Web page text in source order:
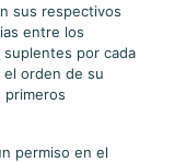
sus respectivos
entre los
por cada
orden de su
primeros
permiso en el